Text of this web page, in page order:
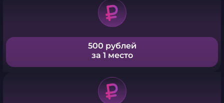
500 рублей
за 1 место